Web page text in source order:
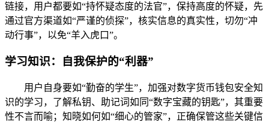
链接，用户都要如“持怀疑态度的法官”，保持高度的怀疑，先
通过官方渠道如“严谨的侦探”，核实信息的真实性，切勿“冲
动行事”，以免“羊入虎口”。
学习知识：自我保护的“利器”
用户自身要如“勤奋的学生”，加强对数字货币钱包安全知
识的学习，了解私钥、助记词如同“数字宝藏的钥匙”，其重要
性不言而喻；知晓如何如“细心的管家”，正确保管这些关键信